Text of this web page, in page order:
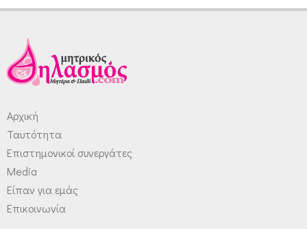
Αρχική
Ταυτότητα
Επιστημονικοί συνεργάτες
Media
Είπαν για εμάς
Επικοινωνία